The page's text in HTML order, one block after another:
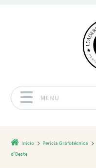
MENU
Início Perícia Grafotécnica
d’Oeste